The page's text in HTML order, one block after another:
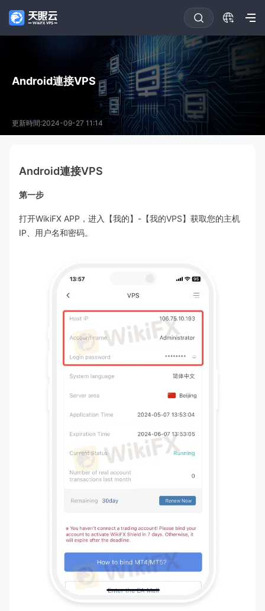
Android連接VPS
更新時間:2024-09-27 11:14
Android連接VPS
第一步
打开WikiFX APP，进入【我的】-【我的VPS】获取您的主机
IP、用户名和密码。